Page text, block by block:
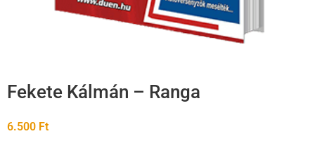
Fekete Kálmán – Ranga
6.500 Ft